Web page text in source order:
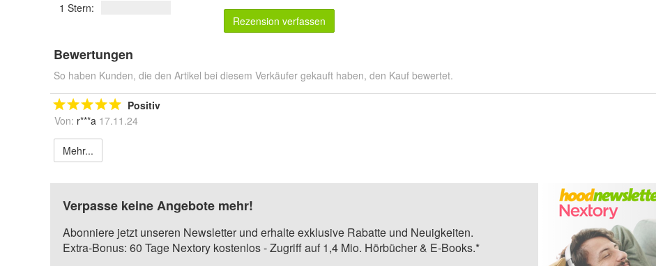
1 Stern:
Rezension verfassen
Bewertungen
So haben Kunden, die den Artikel bei diesem Verkäufer gekauft haben, den Kauf bewertet.
Positiv
Von: r***a 17.11.24
Mehr...
Verpasse keine Angebote mehr!
Abonniere jetzt unseren Newsletter und erhalte exklusive Rabatte und Neuigkeiten.
Extra-Bonus: 60 Tage Nextory kostenlos - Zugriff auf 1,4 Mio. Hörbücher & E-Books.*